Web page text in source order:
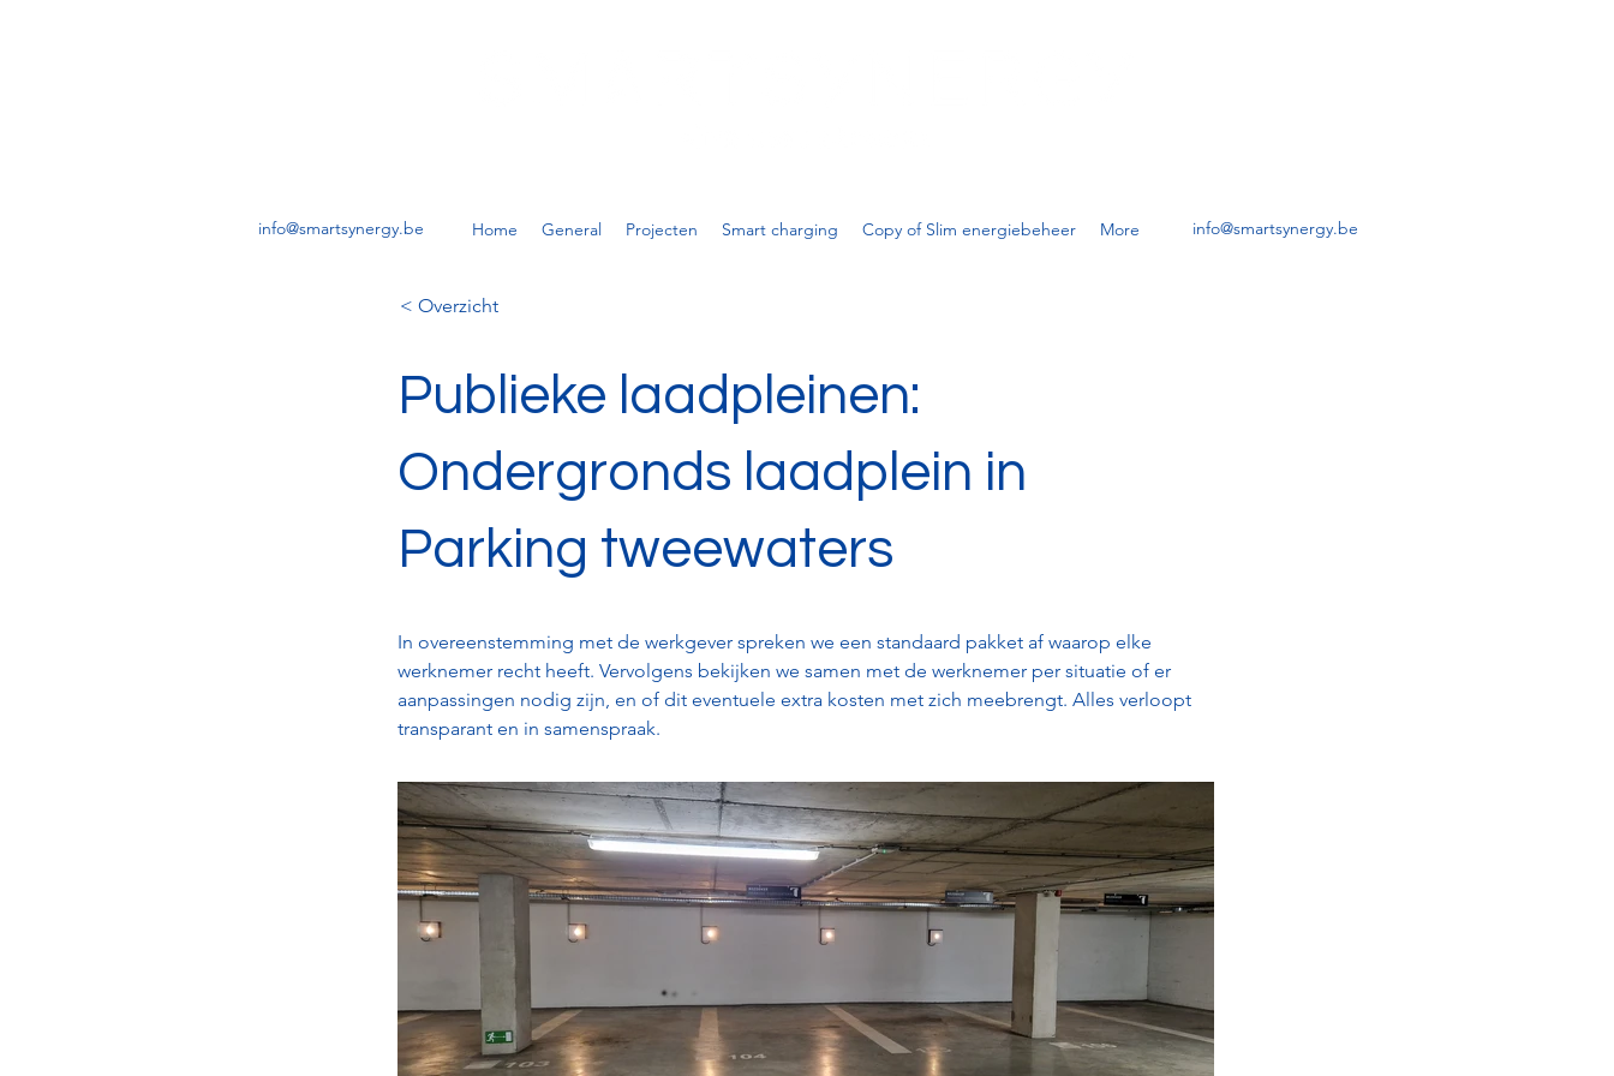
info@smartsynergy.be Home General Projecten Smart charging Copy of Slim energiebeheer More info@smartsynergy.be
< Overzicht
Publieke laadpleinen:
Ondergronds laadplein in
Parking tweewaters
In overeenstemming met de werkgever spreken we een standaard pakket af waarop elke
werknemer recht heeft. Vervolgens bekijken we samen met de werknemer per situatie of er
aanpassingen nodig zijn, en of dit eventuele extra kosten met zich meebrengt. Alles verloopt
transparant en in samenspraak.